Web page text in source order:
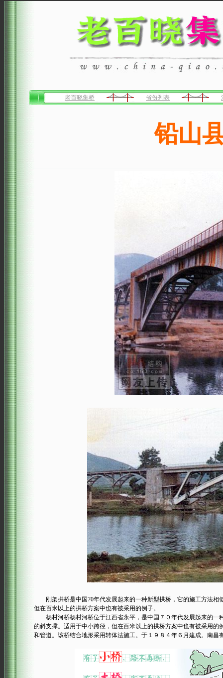
老百晓集桥 省份列表
铅山
刚架拱桥是中国70年代发展起来的一种新型拱桥，它的施工方法相
但在百米以上的拱桥方案中也有被采用的例子。
杨村河桥杨村河桥位于江西省永平，是中国７０年代发展起来的一
的斜支撑。适用于中小跨径，但在百米以上的拱桥方案中也有被采用
和管道。该桥结合地形采用转体法施工。于１９８４年６月建成。南昌